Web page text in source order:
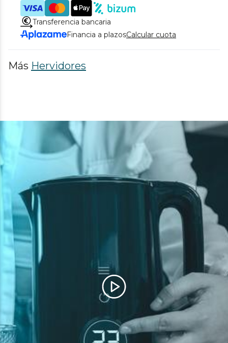
Transferencia bancaria
Financia a plazosCalcular cuota
Más Hervidores